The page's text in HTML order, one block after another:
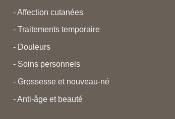
- Affection cutanées
- Traitements temporaire
- Douleurs
- Soins personnels
- Grossesse et nouveau-né
- Anti-âge et beauté